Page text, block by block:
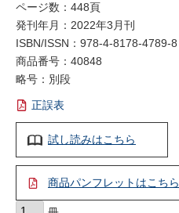
ページ数：448頁
発刊年月：2022年3月刊
ISBN/ISSN： 978-4-8178-4789-8
商品番号：40848
略号：別段
正誤表
試し読みはこちら
商品パンフレットはこちら